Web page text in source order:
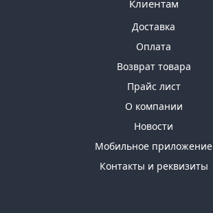
Клиентам
Доставка
Оплата
Возврат товара
Прайс лист
О компании
Новости
Мобильное приложение
Контакты и реквизиты